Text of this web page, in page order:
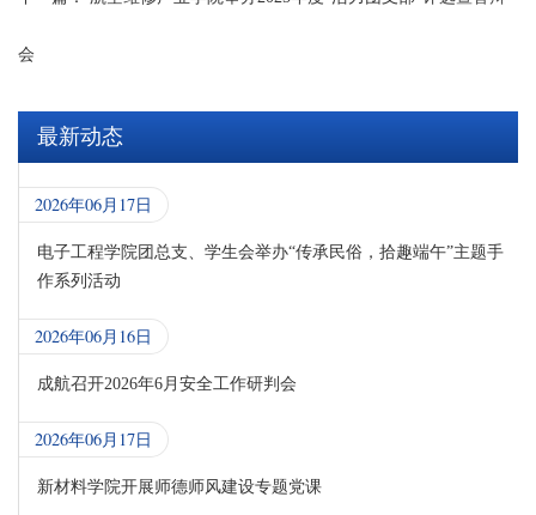
会
最新动态
2026年06月17日
电子工程学院团总支、学生会举办“传承民俗，拾趣端午”主题手
作系列活动
2026年06月16日
成航召开2026年6月安全工作研判会
2026年06月17日
新材料学院开展师德师风建设专题党课